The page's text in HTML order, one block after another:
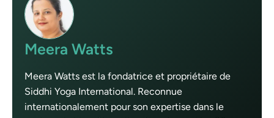
Meera Watts
Meera Watts est la fondatrice et propriétaire de
Siddhi Yoga International. Reconnue
internationalement pour son expertise dans le